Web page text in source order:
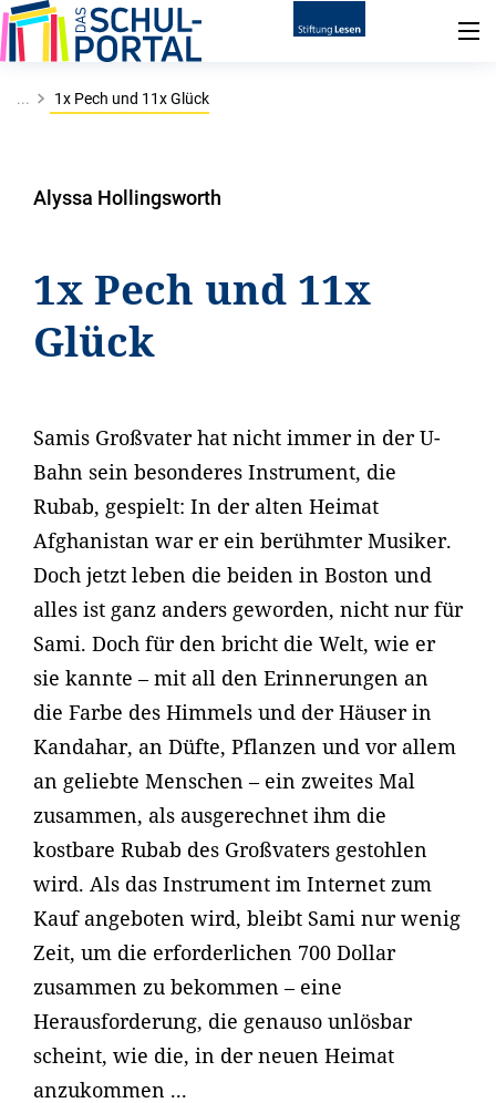
... 1x Pech und 11x Glück
Alyssa Hollingsworth
1x Pech und 11x
Glück
Samis Großvater hat nicht immer in der U-
Bahn sein besonderes Instrument, die
Rubab, gespielt: In der alten Heimat
Afghanistan war er ein berühmter Musiker.
Doch jetzt leben die beiden in Boston und
alles ist ganz anders geworden, nicht nur für
Sami. Doch für den bricht die Welt, wie er
sie kannte – mit all den Erinnerungen an
die Farbe des Himmels und der Häuser in
Kandahar, an Düfte, Pflanzen und vor allem
an geliebte Menschen – ein zweites Mal
zusammen, als ausgerechnet ihm die
kostbare Rubab des Großvaters gestohlen
wird. Als das Instrument im Internet zum
Kauf angeboten wird, bleibt Sami nur wenig
Zeit, um die erforderlichen 700 Dollar
zusammen zu bekommen – eine
Herausforderung, die genauso unlösbar
scheint, wie die, in der neuen Heimat
anzukommen ...